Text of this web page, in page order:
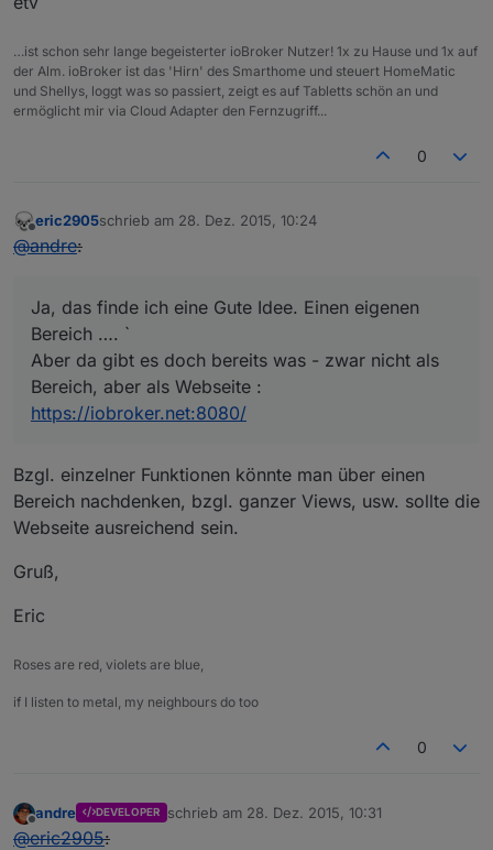
…ist schon sehr lange begeisterter ioBroker Nutzer! 1x zu Hause und 1x auf
der Alm. ioBroker ist das 'Hirn' des Smarthome und steuert HomeMatic
und Shellys, loggt was so passiert, zeigt es auf Tabletts schön an und
ermöglicht mir via Cloud Adapter den Fernzugriff...
0
Offline
eric2905schrieb am 28. Dez. 2015, 10:24
zuletzt editiert von
@andre:
Ja, das finde ich eine Gute Idee. Einen eigenen
Bereich …. `
Aber da gibt es doch bereits was - zwar nicht als
Bereich, aber als Webseite :
https://iobroker.net:8080/
Bzgl. einzelner Funktionen könnte man über einen
Bereich nachdenken, bzgl. ganzer Views, usw. sollte die
Webseite ausreichend sein.
Gruß,
Eric
Roses are red, violets are blue,
if I listen to metal, my neighbours do too
0
Offline
andre DEVELOPER schrieb am 28. Dez. 2015, 10:31
zuletzt editiert von
@eric2905: